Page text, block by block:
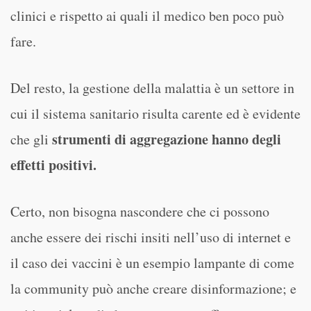
clinici e rispetto ai quali il medico ben poco può
fare.
Del resto, la gestione della malattia è un settore in
cui il sistema sanitario risulta carente ed è evidente
che gli strumenti di aggregazione hanno degli
effetti positivi.
Certo, non bisogna nascondere che ci possono
anche essere dei rischi insiti nell’uso di internet e
il caso dei vaccini è un esempio lampante di come
la community può anche creare disinformazione; e